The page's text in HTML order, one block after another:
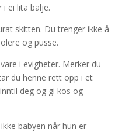
i ei lita balje.
skitten. Du trenger ikke å
og pusse.
i evigheter. Merker du
du henne rett opp i et
deg og gi kos og
babyen når hun er